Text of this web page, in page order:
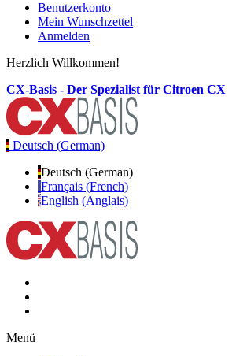
Benutzerkonto
Mein Wunschzettel
Anmelden
Herzlich Willkommen!
CX-Basis - Der Spezialist für Citroen CX
Deutsch (German)
Deutsch (German)
Français (French)
English (Anglais)
Menü